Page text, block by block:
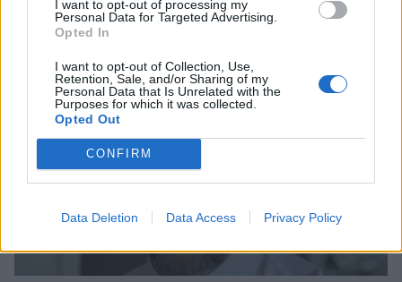
I want to opt-out of processing my
Personal Data for Targeted Advertising.
Opted In
I want to opt-out of Collection, Use,
Retention, Sale, and/or Sharing of my
Personal Data that Is Unrelated with the
Purposes for which it was collected.
Opted Out
CONFIRM
Data Deletion Data Access Privacy Policy
τροφική δηλητηρίαση – «Τι μάτι πρέπει να έχω
φάει»